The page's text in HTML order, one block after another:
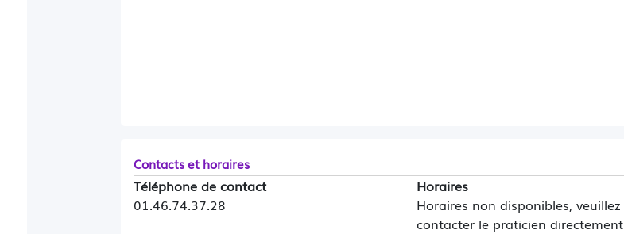
Contacts et horaires
Téléphone de contact
01.46.74.37.28
Horaires
Horaires non disponibles, veuillez
contacter le praticien directement